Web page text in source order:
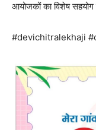
आयोजकों का विशेष सहयोग
#devichitralekhaji